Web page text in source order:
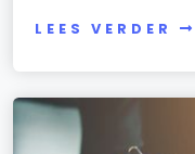
LEES VERDER